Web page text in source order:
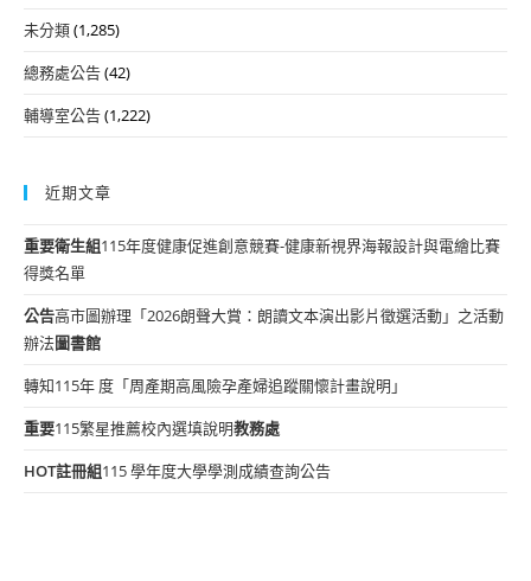
未分類(1,285)
總務處公告(42)
輔導室公告(1,222)
近期文章
重要衛生組115年度健康促進創意競賽-健康新視界海報設計與電繪比賽
得獎名單
公告高市圖辦理「2026朗聲大賞：朗讀文本演出影片徵選活動」之活動
辦法圖書館
轉知115年 度「周產期高風險孕產婦追蹤關懷計畫說明」
重要115繁星推薦校內選填說明教務處
HOT註冊組115 學年度大學學測成績查詢公告